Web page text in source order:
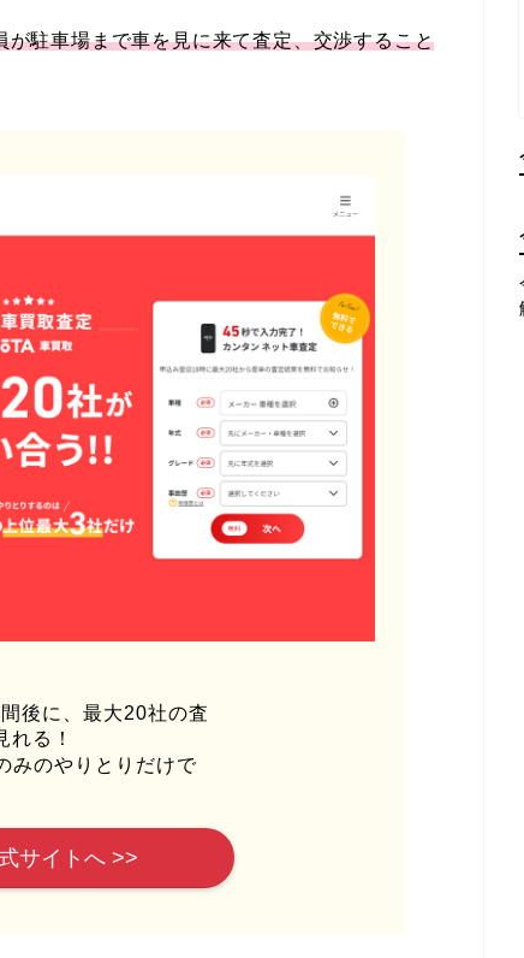
が駐車場まで車を見に来て査定、交渉すること
後に、最大20社の査
れる！
みのやりとりだけで
サイトへ >>